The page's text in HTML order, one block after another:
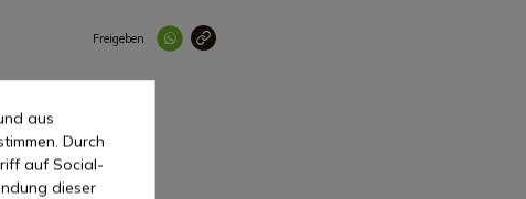
Freigeben
aus
Durch
auf Social-
dieser